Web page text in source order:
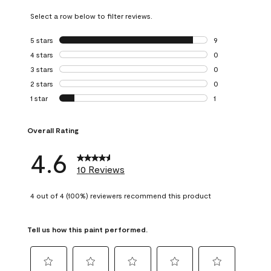
Select a row below to filter reviews.
5 stars stars
9
9 reviews with 5
4 stars stars
0
0 reviews with 4
3 stars stars
0
0 reviews with 3
2 stars stars
0
0 reviews with 2
1 star stars
1
Overall Rating
4.6 10 Reviews
4 out of 4 (100%) reviewers recommend this product
Tell us how this paint performed.